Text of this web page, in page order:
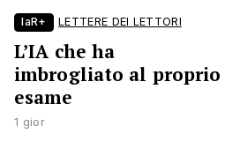
laR+ LETTERE DEI LETTORI
L’IA che ha
imbrogliato al proprio
esame
1 gior